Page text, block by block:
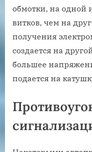
обмотки, на одной
витков, чем на
получения
создается на
большее
подается на